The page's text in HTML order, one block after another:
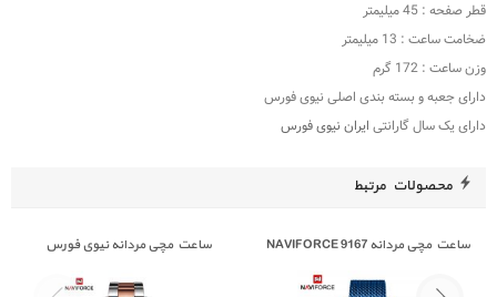
قطر صفحه : 45 میلیمتر
ضخامت ساعت : 13 میلیمتر
وزن ساعت : 172 گرم
دارای جعبه و بسته بندی اصلی نیوی فورس
دارای یک سال گارانتی ایران نیوی فورس
محصولات مرتبط
ساعت مچی مردانه NAVIFORCE 9167
ساعت مچی مردانه نیوی فورس